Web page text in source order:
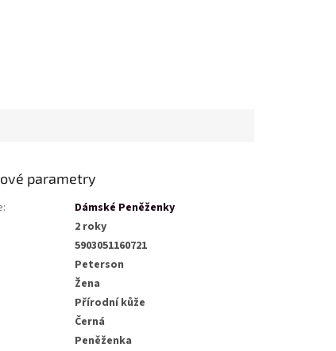
parametry
:
Dámské Peněženky
2 roky
5903051160721
Peterson
Žena
Přírodní kůže
Černá
Peněženka